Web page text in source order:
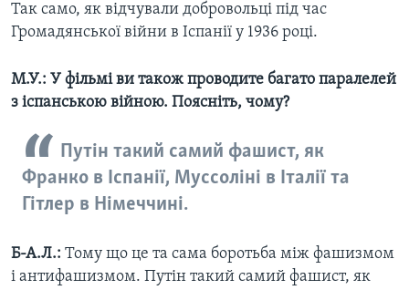
Так само, як відчували добровольці під час
Громадянської війни в Іспанії у 1936 році.
М.У.: У фільмі ви також проводите багато паралелей
з іспанською війною. Поясніть, чому?
Путін такий самий фашист, як
Франко в Іспанії, Муссоліні в Італії та
Гітлер в Німеччині.
Б-А.Л.: Тому що це та сама боротьба між фашизмом
і антифашизмом. Путін такий самий фашист, як